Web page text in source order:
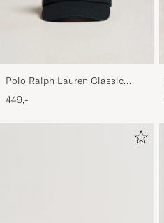
Polo Ralph Lauren Classic
Sports Cap Black
449,-